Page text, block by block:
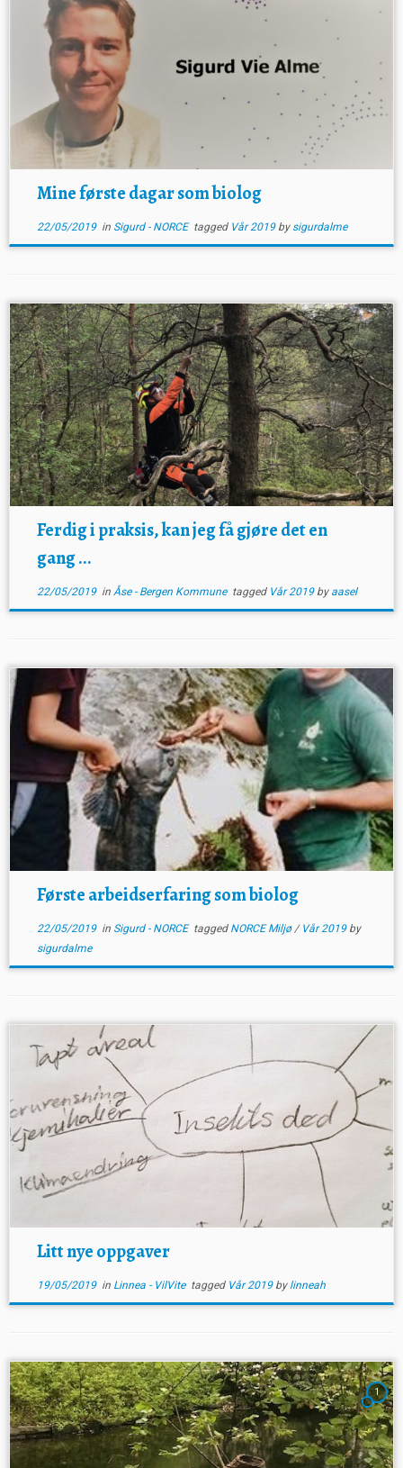
Mine første dagar som biolog
22/05/2019in Sigurd - NORCE tagged Vår 2019 by sigurdalme
Ferdig i praksis, kan jeg få gjøre det en
gang ...
22/05/2019in Åse - Bergen Kommune tagged Vår 2019 by aasel
Første arbeidserfaring som biolog
22/05/2019in Sigurd - NORCE tagged NORCE Miljø/ Vår 2019 by
sigurdalme
Litt nye oppgaver
19/05/2019in Linnea - VilVite tagged Vår 2019 by linneah
1